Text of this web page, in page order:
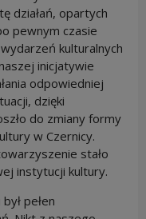
działań, opartych
pewnym czasie
kulturalnych
inicjatywie
odpowiedniej
dzięki
do zmiany formy
w Czernicy.
stało
instytucji kultury.
pełen